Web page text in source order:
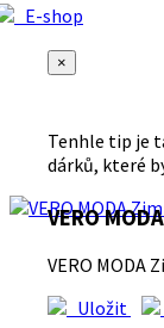
E-shop
×
Tenhle tip je
dárků, které
VERO
VERO MODA
Uložit